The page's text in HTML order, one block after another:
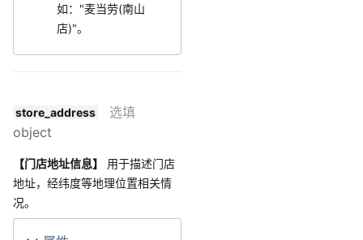
如："麦当劳(南山
店)"。
store_address
选填
object
【门店地址信息】
用于描述门店
地址，经纬度等地理位置相关情
况。